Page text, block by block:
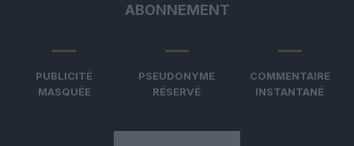
ABONNEMENT
PUBLICITÉ
MASQUÉE
PSEUDONYME
RÉSERVÉ
COMMENTAIRE
INSTANTANÉ